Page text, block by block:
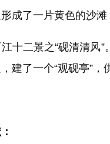
成了一片黄色的沙滩
二景之“砚清清风”
建了一个“观砚亭”，